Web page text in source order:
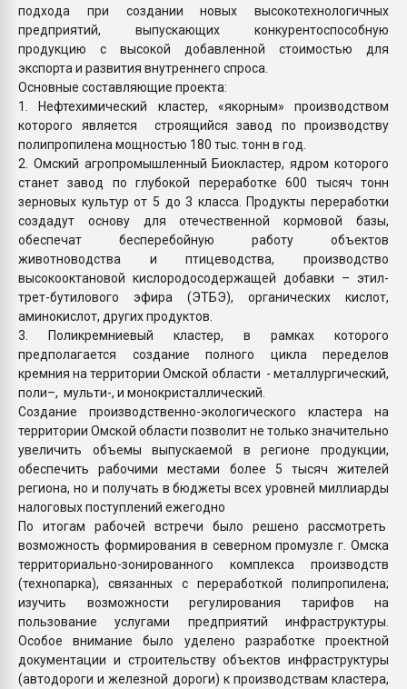
подхода при создании новых высокотехнологичных
предприятий, выпускающих конкурентоспособную
продукцию с высокой добавленной стоимостью для
экспорта и развития внутреннего спроса.
Основные составляющие проекта:
1. Нефтехимический кластер, «якорным» производством
которого является строящийся завод по производству
полипропилена мощностью 180 тыс. тонн в год.
2. Омский агропромышленный Биокластер, ядром которого
станет завод по глубокой переработке 600 тысяч тонн
зерновых культур от 5 до 3 класса. Продукты переработки
создадут основу для отечественной кормовой базы,
обеспечат бесперебойную работу объектов
животноводства и птицеводства, производство
высокооктановой кислородосодержащей добавки – этил-
трет-бутилового эфира (ЭТБЭ), органических кислот,
аминокислот, других продуктов.
3. Поликремниевый кластер, в рамках которого
предполагается создание полного цикла переделов
кремния на территории Омской области - металлургический,
поли–, мульти-, и монокристаллический.
Создание производственно-экологического кластера на
территории Омской области позволит не только значительно
увеличить объемы выпускаемой в регионе продукции,
обеспечить рабочими местами более 5 тысяч жителей
региона, но и получать в бюджеты всех уровней миллиарды
налоговых поступлений ежегодно
По итогам рабочей встречи было решено рассмотреть
возможность формирования в северном промузле г. Омска
территориально-зонированного комплекса производств
(технопарка), связанных с переработкой полипропилена;
изучить возможности регулирования тарифов на
пользование услугами предприятий инфраструктуры.
Особое внимание было уделено разработке проектной
документации и строительству объектов инфраструктуры
(автодороги и железной дороги) к производствам кластера,